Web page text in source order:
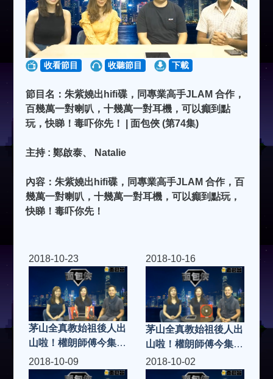
收看節目 收聽節目 下載
節目名：朱紫嬈出hifi碟，同專業高手JLAM 合作，
百幾萬一對喇叭，十幾萬一對耳機，可以癲到點
玩，快睇！毒吓你先！ | 面包俠 (第74集)
主持 : 鄭啟泰、 Natalie
內容：朱紫嬈出hifi碟，同專業高手JLAM 合作，百
幾萬一對喇叭，十幾萬一對耳機，可以癲到點玩，
快睇！毒吓你先！
2018-10-23
茅山全真教始祖後人出
山啦！權朗師傅今集講
吓原來茅山術可以醫陽
萎、減肥、防老公有桃
2018-10-16
茅山全真教始祖後人出
山啦！權朗師傅今集講
吓原來茅山術可以醫陽
萎、減肥、防老公有桃
2018-10-09 2018-10-02